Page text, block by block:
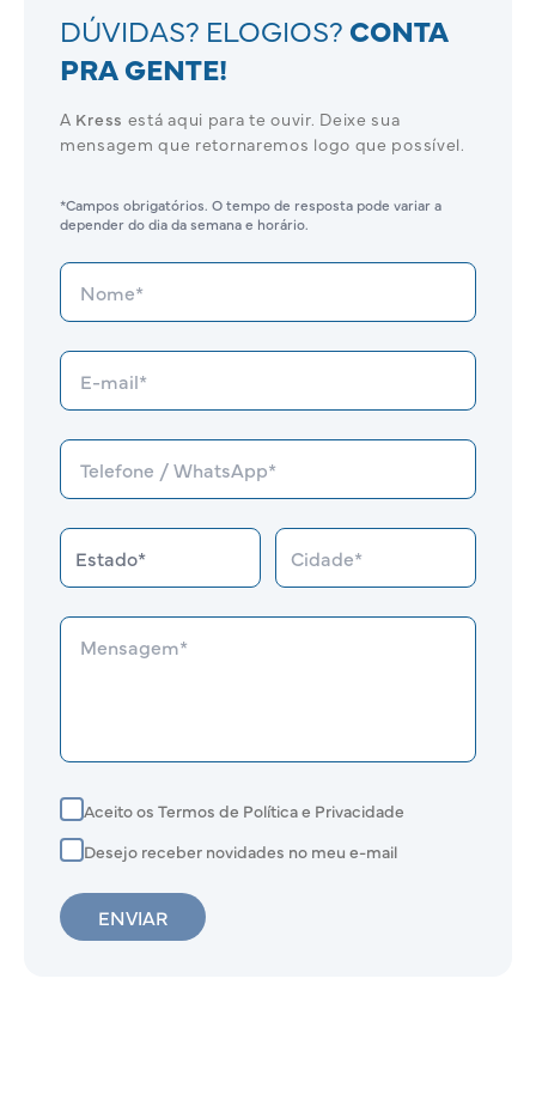
DÚVIDAS? ELOGIOS? CONTA
PRA GENTE!
A Kress está aqui para te ouvir. Deixe sua
mensagem que retornaremos logo que possível.
*Campos obrigatórios. O tempo de resposta pode variar a
depender do dia da semana e horário.
Aceito os Termos de Política e Privacidade
Desejo receber novidades no meu e-mail
ENVIAR